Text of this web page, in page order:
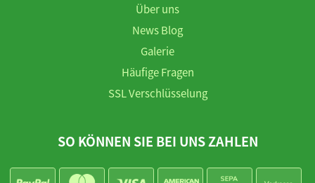
Über uns
News Blog
Galerie
Häufige Fragen
SSL Verschlüsselung
SO KÖNNEN SIE BEI UNS ZAHLEN